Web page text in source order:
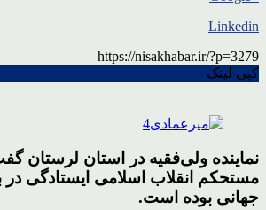
Linkedin
https://nisakhabar.ir/?p=3279
کپی لینک
نماینده ولی‌فقیه در استان لرستان
مستحکم انقلاب اسلامی ایستادگی در
جهانی بوده است.